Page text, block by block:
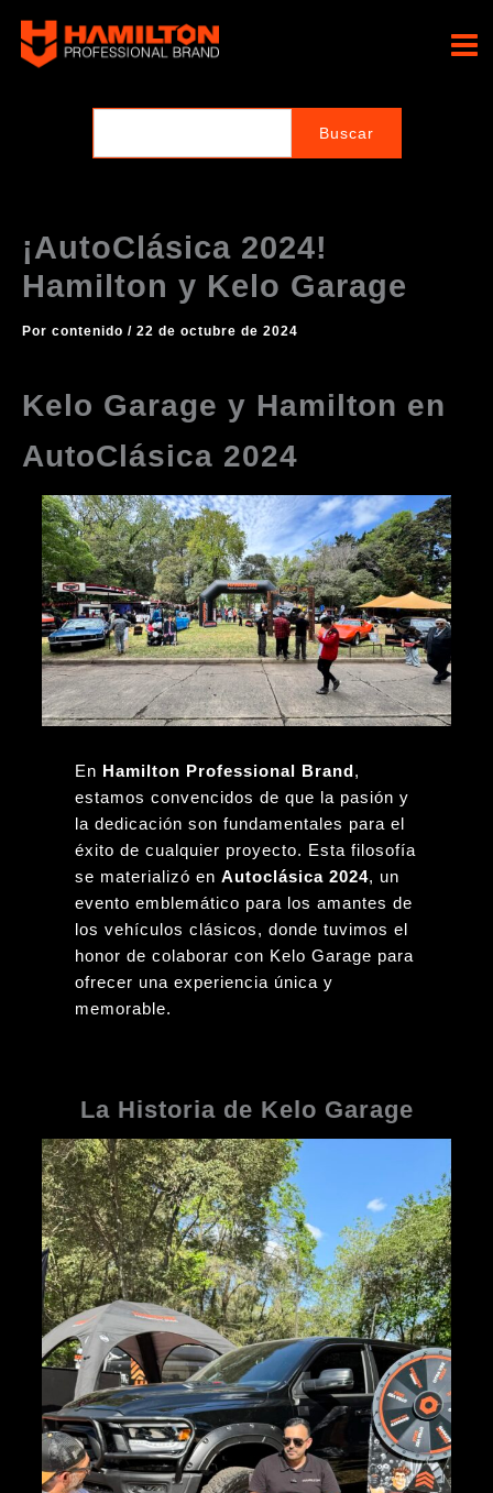
contenido
¡AutoClásica 2024!
Hamilton y Kelo Garage
Por contenido / 22 de octubre de 2024
Kelo Garage y Hamilton en
AutoClásica 2024
En Hamilton Professional Brand,
estamos convencidos de que la pasión y
la dedicación son fundamentales para el
éxito de cualquier proyecto. Esta filosofía
se materializó en Autoclásica 2024, un
evento emblemático para los amantes de
los vehículos clásicos, donde tuvimos el
honor de colaborar con Kelo Garage para
ofrecer una experiencia única y
memorable.
La Historia de Kelo Garage